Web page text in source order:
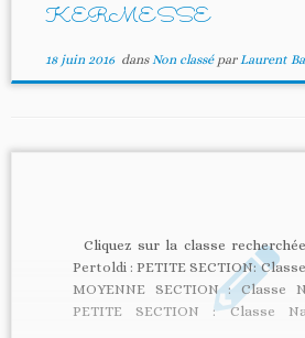
KERMESSE
18 juin 2016dansNon classé parLaurent
Cliquez sur la classe
Pertoldi : PETITE SECTION:
MOYENNE SECTION : Classe
PETITE SECTION : Classe